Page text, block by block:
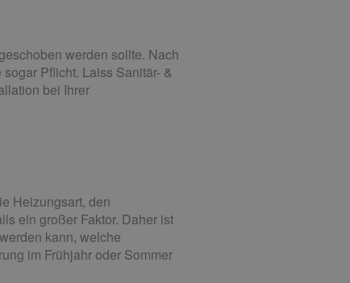
werden sollte. Nach
Pflicht. Laiss Sanitär- &
bei Ihrer
Heizungsart, den
ein großer Faktor. Daher ist
kann, welche
im Frühjahr oder Sommer